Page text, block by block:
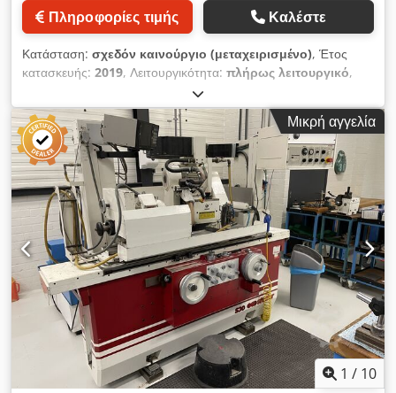
Πληροφορίες τιμής Καλέστε
Κατάσταση: σχεδόν καινούργιο (μεταχειρισμένο), Έτος
κατασκευής: 2019, Λειτουργικότητα: πλήρως λειτουργικό,
Κεντροστρόφος τόρνος CNC Lizzini IG-FL Έτος κατασκευής:
2019 Κατάσταση: Απόλυτα καινούργιο Σύστημα ελέγχου:
Siemens 840D sl Εξοπλισμός: - 2 εξωτερικοί τροχοί λείανσης -
1 εσωτερική συσκευή λείανσης με άξονα C και πλήρως
ελεγχόμενο άξονα Β Μέγιστη απόσταση μεταξύ κέντρων: 1000
mm Μέγιστο ύψος μεταξύ κέντρων: 200 mm Dedpfx
Acjzmhumeijkr
Μικρή αγγελία
1 / 10